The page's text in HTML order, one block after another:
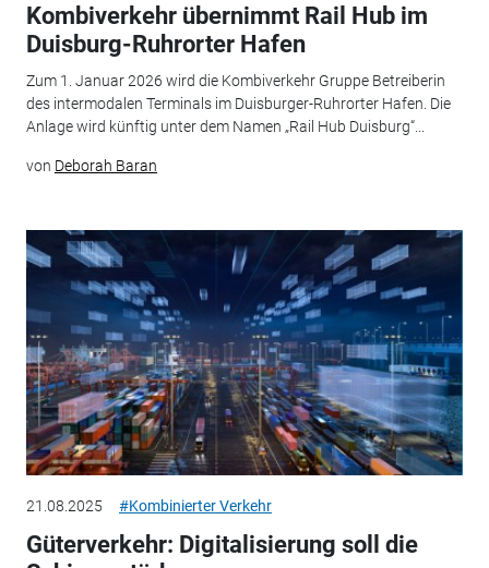
Kombiverkehr übernimmt Rail Hub im
Duisburg-Ruhrorter Hafen
Zum 1. Januar 2026 wird die Kombiverkehr Gruppe Betreiberin
des intermodalen Terminals im Duisburger-Ruhrorter Hafen. Die
Anlage wird künftig unter dem Namen „Rail Hub Duisburg“...
von Deborah Baran
21.08.2025 #Kombinierter Verkehr
Güterverkehr: Digitalisierung soll die